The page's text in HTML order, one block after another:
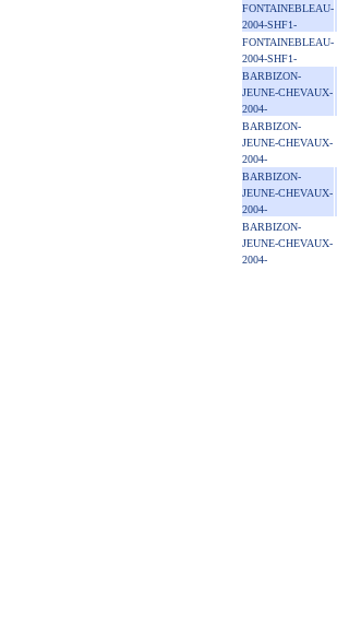
FONTAINEBLEAU-
2004-SHF1-
FONTAINEBLEAU-
2004-SHF1-
BARBIZON-
JEUNE-CHEVAUX-
2004-
BARBIZON-
JEUNE-CHEVAUX-
2004-
BARBIZON-
JEUNE-CHEVAUX-
2004-
BARBIZON-
JEUNE-CHEVAUX-
2004-